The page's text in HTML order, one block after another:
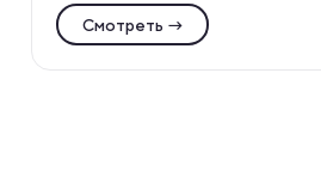
по категориям от Funtech Agency!
Смотреть →